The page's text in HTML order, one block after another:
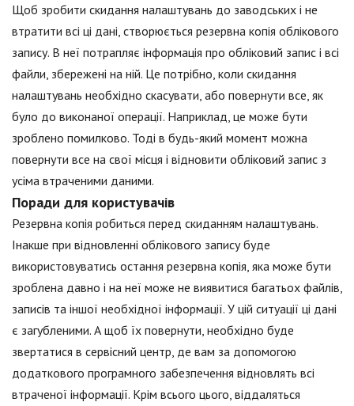
Щоб зробити скидання налаштувань до заводських і не
втратити всі ці дані, створюється резервна копія облікового
запису. В неї потрапляє інформація про обліковий запис і всі
файли, збережені на ній. Це потрібно, коли скидання
налаштувань необхідно скасувати, або повернути все, як
було до виконаної операції. Наприклад, це може бути
зроблено помилково. Тоді в будь-який момент можна
повернути все на свої місця і відновити обліковий запис з
усіма втраченими даними.
Поради для користувачів
Резервна копія робиться перед скиданням налаштувань.
Інакше при відновленні облікового запису буде
використовуватись остання резервна копія, яка може бути
зроблена давно і на неї може не виявитися багатьох файлів,
записів та іншої необхідної інформації. У цій ситуації ці дані
є загубленими. А щоб їх повернути, необхідно буде
звертатися в сервісний центр, де вам за допомогою
додаткового програмного забезпечення відновлять всі
втраченої інформації. Крім всього цього, віддаляться